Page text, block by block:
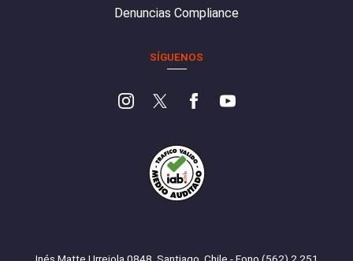
Denuncias Compliance
SÍGUENOS
Inés Matte Urrejola 0848, Santiago, Chile - Fono (562) 2 251